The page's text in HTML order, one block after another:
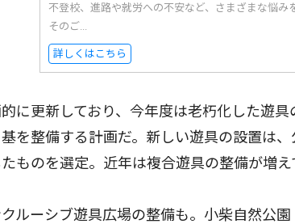
不登校、進路や就労への不安など、さまざまな悩み
そのご...
詳しくはこちら
に更新しており、今年度は老朽化した遊具
を整備する計画だ。新しい遊具の設置は
ものを選定。近年は複合遊具の整備が増え
ルーシブ遊具広場の整備も。小柴自然公